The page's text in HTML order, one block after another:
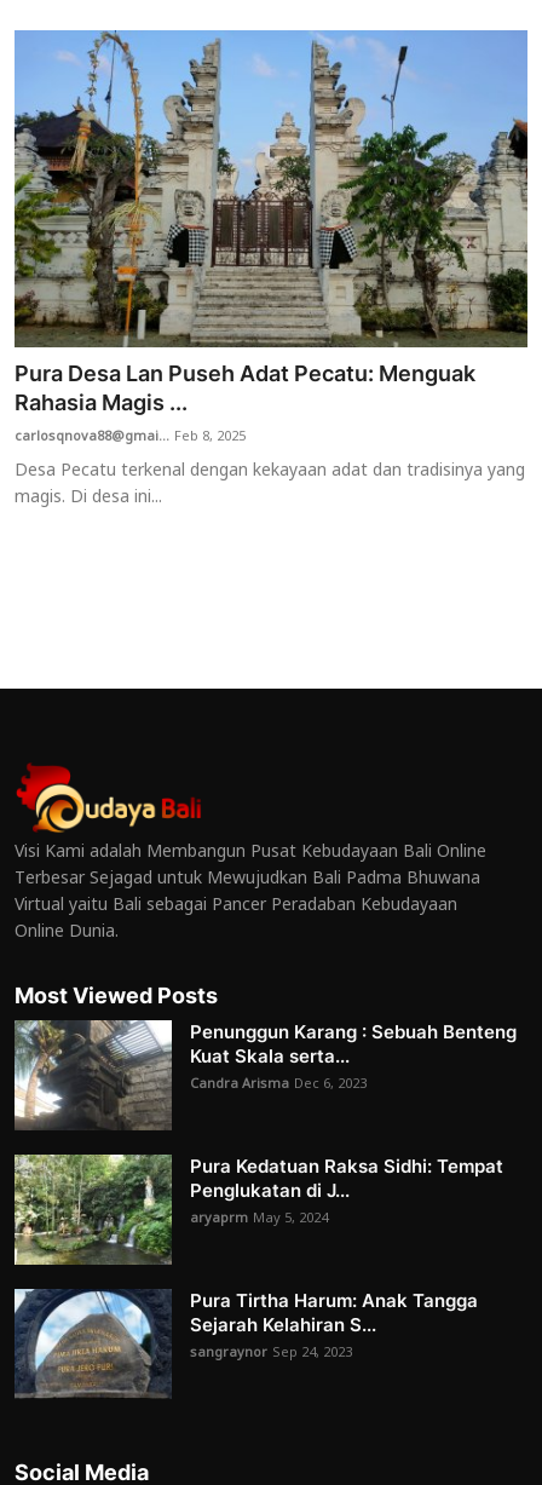
Pura Desa Lan Puseh Adat Pecatu: Menguak
Rahasia Magis ...
carlosqnova88@gmai... Feb 8, 2025
Desa Pecatu terkenal dengan kekayaan adat dan tradisinya yang
magis. Di desa ini...
Visi Kami adalah Membangun Pusat Kebudayaan Bali Online
Terbesar Sejagad untuk Mewujudkan Bali Padma Bhuwana
Virtual yaitu Bali sebagai Pancer Peradaban Kebudayaan
Online Dunia.
Most Viewed Posts
Penunggun Karang : Sebuah Benteng
Kuat Skala serta...
Candra Arisma Dec 6, 2023
Pura Kedatuan Raksa Sidhi: Tempat
Penglukatan di J...
aryaprm May 5, 2024
Pura Tirtha Harum: Anak Tangga
Sejarah Kelahiran S...
sangraynor Sep 24, 2023
Social Media